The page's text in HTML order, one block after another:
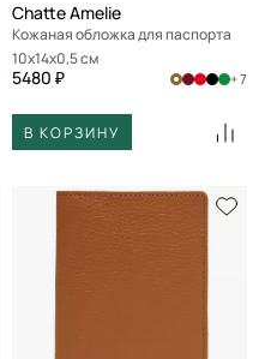
Chatte Amelie
Кожаная обложка для паспорта
10x14x0,5 см
5480 ₽ + 7
В КОРЗИНУ